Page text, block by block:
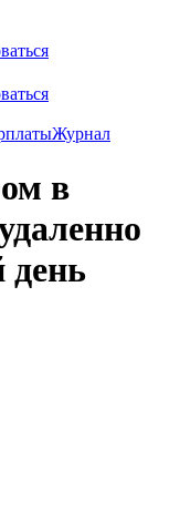
Журнал
в
день